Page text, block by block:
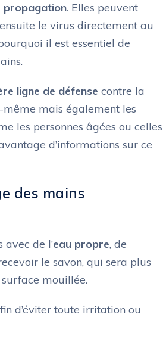
propagation. Elles peuvent
le virus directement au
il est essentiel de
ligne de défense contre la
mais également les
les personnes âgées ou celles
d’informations sur ce
des mains
de l’eau propre, de
le savon, qui sera plus
mouillée.
d’éviter toute irritation ou